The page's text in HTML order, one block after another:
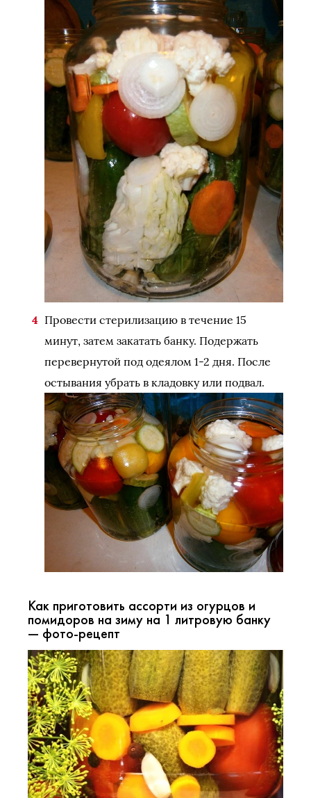
Провести стерилизацию в течение 15
минут, затем закатать банку. Подержать
перевернутой под одеялом 1-2 дня. После
остывания убрать в кладовку или подвал.
Как приготовить ассорти из огурцов и
помидоров на зиму на 1 литровую банку
— фото-рецепт